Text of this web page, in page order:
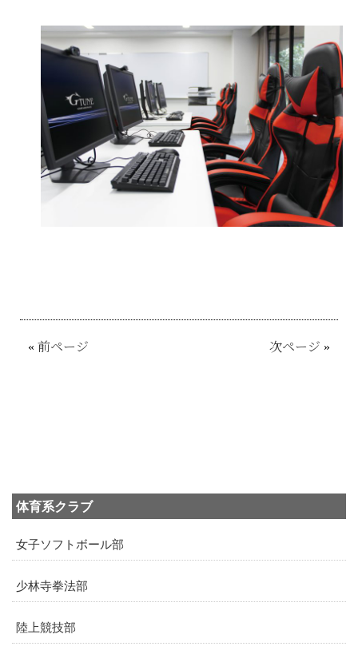
« 前ページ 次ページ »
体育系クラブ
女子ソフトボール部
少林寺拳法部
陸上競技部